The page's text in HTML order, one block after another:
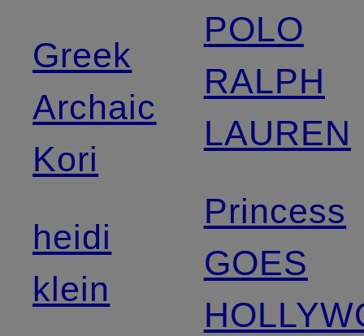
Greek
Archaic
Kori
heidi
klein
POLO
RALPH
LAUREN
Princess
GOES